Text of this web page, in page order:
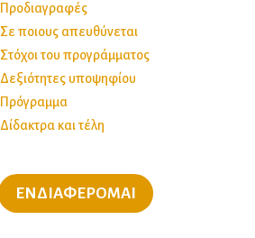
Προδιαγραφές
Σε ποιους απευθύνεται
Στόχοι του προγράμματος
Δεξιότητες υποψηφίου
Πρόγραμμα
Δίδακτρα και τέλη
ΕΝΔΙΑΦΕΡΟΜΑΙ